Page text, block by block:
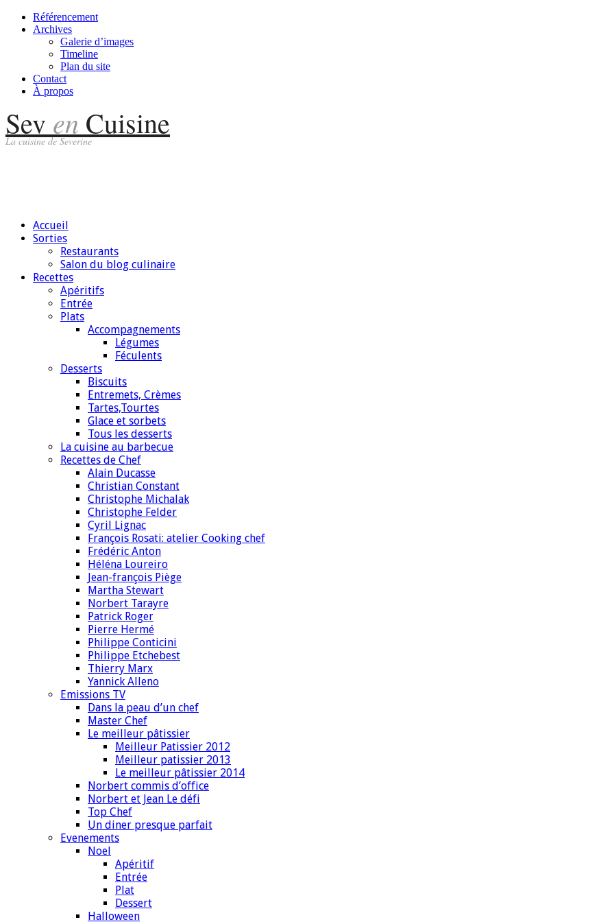
Référencement
Archives
Galerie d’images
Timeline
Plan du site
Contact
À propos
Sev en Cuisine
La cuisine de Severine
Accueil
Sorties
Restaurants
Salon du blog culinaire
Recettes
Apéritifs
Entrée
Plats
Accompagnements
Légumes
Féculents
Desserts
Biscuits
Entremets, Crèmes
Tartes,Tourtes
Glace et sorbets
Tous les desserts
La cuisine au barbecue
Recettes de Chef
Alain Ducasse
Christian Constant
Christophe Michalak
Christophe Felder
Cyril Lignac
François Rosati: atelier Cooking chef
Frédéric Anton
Héléna Loureiro
Jean-françois Piège
Martha Stewart
Norbert Tarayre
Patrick Roger
Pierre Hermé
Philippe Conticini
Philippe Etchebest
Thierry Marx
Yannick Alleno
Emissions TV
Dans la peau d’un chef
Master Chef
Le meilleur pâtissier
Meilleur Patissier 2012
Meilleur patissier 2013
Le meilleur pâtissier 2014
Norbert commis d’office
Norbert et Jean Le défi
Top Chef
Un diner presque parfait
Evenements
Noel
Apéritif
Entrée
Plat
Dessert
Halloween